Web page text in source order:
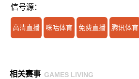
信号源：
高清直播 咪咕体育 免费直播 腾讯体育
相关赛事 GAMES LIVING